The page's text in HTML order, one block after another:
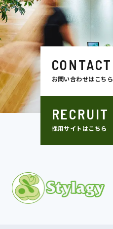
CONTACT
お問い合わせはこちら
RECRUIT
採用サイトはこちら